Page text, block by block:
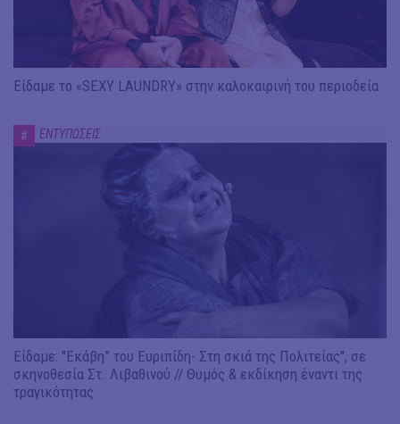
Είδαμε το «SEXY LAUNDRY» στην καλοκαιρινή του περιοδεία
# ΕΝΤΥΠΩΣΕΙΣ
Είδαμε: "Εκάβη” του Ευριπίδη- Στη σκιά της Πολιτείας", σε
σκηνοθεσία Στ. Λιβαθινού // Θυμός & εκδίκηση έναντι της
τραγικότητας